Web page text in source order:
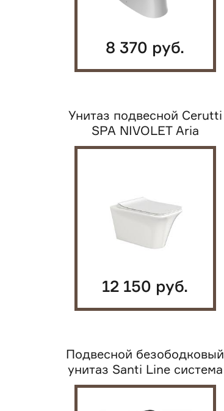
8 370 руб.
Унитаз подвесной Cerutti
SPA NIVOLET Aria
безободковый с...
12 150 руб.
Подвесной безободковый
унитаз Santi Line система
смыва...